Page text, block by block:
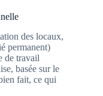
des locaux,
permanent)
de travail
basée sur le
fait, ce qui